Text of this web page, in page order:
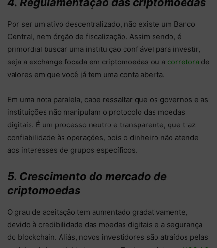
Por ser um ativo descentralizado, não existe um Banco
Central, nem órgão de fiscalização. Assim sendo, é
primordial buscar uma instituição confiável para investir,
seja a exchange focada em criptomoedas ou a corretora de
valores em que você já tem uma conta aberta.
Em uma nota paralela, cabe ressaltar que os governos e as
instituições não manipulam o protocolo das moedas
digitais. É um processo neutro e transparente, que traz
confiabilidade às operações, pois o dinheiro não atende
aos interesses de grupos específicos.
5. Crescimento do mercado de
criptomoedas
O grau de aceitação tem aumentado gradativamente,
devido à credibilidade das moedas digitais e a segurança
do blockchain. Aliás, novos investidores são atraídos pelas